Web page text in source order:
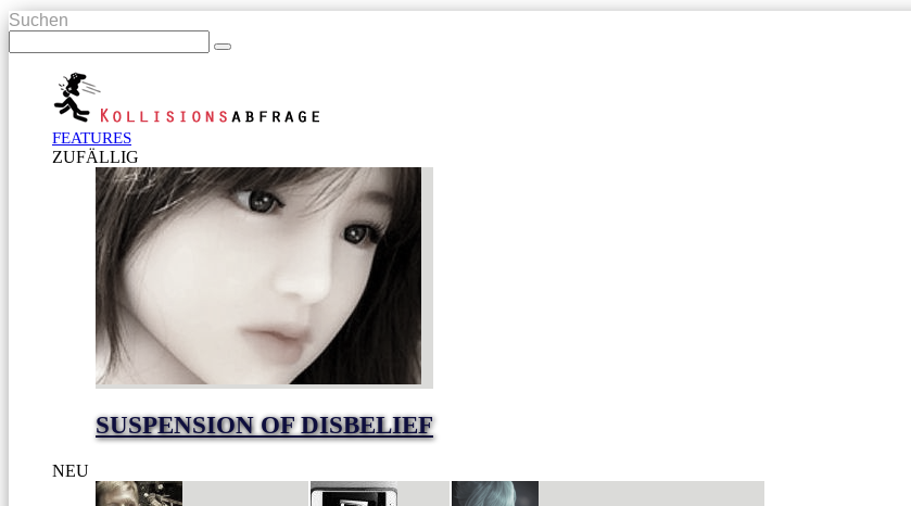
Suchen
FEATURES
ZUFÄLLIG
SUSPENSION OF DISBELIEF
NEU